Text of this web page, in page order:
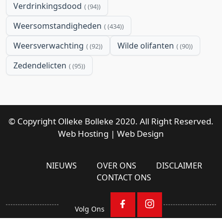
Verdrinkingsdood (94)
Weersomstandigheden (434)
Weersverwachting (92) Wilde olifanten (90)
Zedendelicten (95)
© Copyright Olleke Bolleke 2020. All Right Reserved.
Web Hosting | Web Design
NIEUWS OVER ONS
DISCLAIMER
CONTACT ONS
Volg Ons